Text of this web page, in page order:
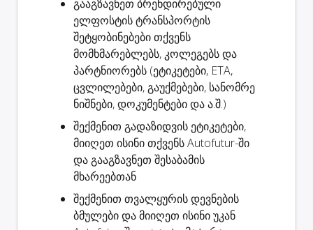
გააგზავნეთ ბრენდირებული
ელფოსტისტრანსპორტის
შეტყობინებებითქვენს
მომხმარებლებს, კოლეგებს და
პარტნიორებს (ეტიკეტები, ETA,
ცვლილებები, გაუქმებები, სანომრე
ნიშნები, დოკუმენტები და ა.შ.)
შექმენით გადაზიდვის ეტიკეტები,
მიიღეთ ისინი თქვენს Autofutur-ში
და გააგზავნეთ შესაბამის
მხარეებთან
შექმენით თვალყურის დევნების
ბმულებიდა მიიღეთ ისინი უკან